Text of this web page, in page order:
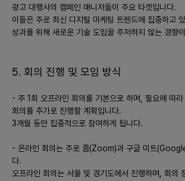
광고 대행사의 캠페인 매니저들이 주요 타겟입니다.
이들은 주로 최신 디지털 마케팅 트렌드에 집중하고
성과를 위해 새로운 기술 도입을 주저하지 않는 경향
5. 회의 진행 및 모임 방식
- 주 1회 오프라인 회의를 기본으로 하며, 필요에 따
회의를 추가로 진행할 계획입니다.
3개월 동안 집중적으로 참여하게 됩니다.
- 온라인 회의는 주로 줌(Zoom)과 구글 미트
다.
오프라인 회의는 서울 및 경기도에서 진행하며, 회의